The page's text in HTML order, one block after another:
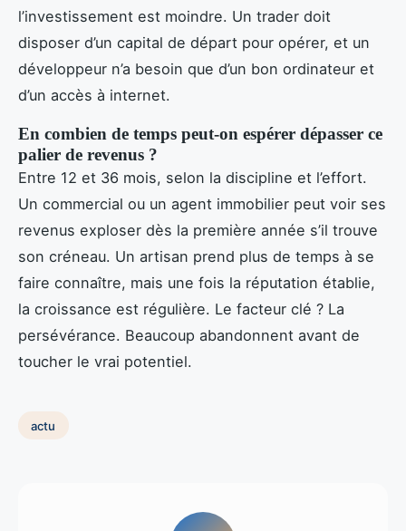
l’investissement est moindre. Un trader doit
disposer d’un capital de départ pour opérer, et un
développeur n’a besoin que d’un bon ordinateur et
d’un accès à internet.
En combien de temps peut-on espérer dépasser ce
palier de revenus ?
Entre 12 et 36 mois, selon la discipline et l’effort.
Un commercial ou un agent immobilier peut voir ses
revenus exploser dès la première année s’il trouve
son créneau. Un artisan prend plus de temps à se
faire connaître, mais une fois la réputation établie,
la croissance est régulière. Le facteur clé ? La
persévérance. Beaucoup abandonnent avant de
toucher le vrai potentiel.
actu